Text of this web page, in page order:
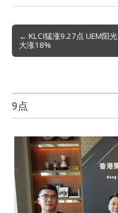
Post
navigation
← KLCI猛涨9.27点 UEM阳光
大涨18%
9点